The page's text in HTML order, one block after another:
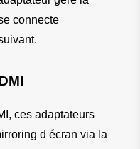
connecte
ces adaptateurs
d écran via la